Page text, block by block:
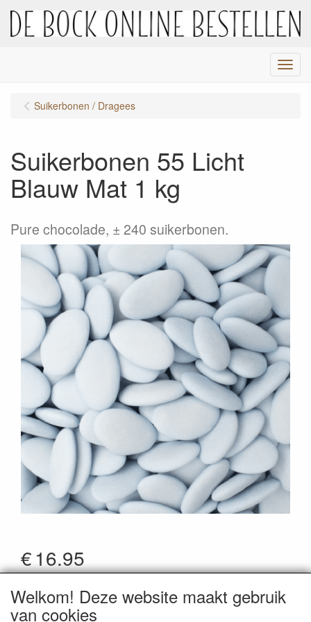
Menu
Suikerbonen / Dragees
Suikerbonen 55 Licht
Blauw Mat 1 kg
Pure chocolade, ± 240 suikerbonen.
€16.95
*Prijzen zijn inclusief btw
Artikelcode: DBYO
Welkom! Deze website maakt gebruik
van cookies